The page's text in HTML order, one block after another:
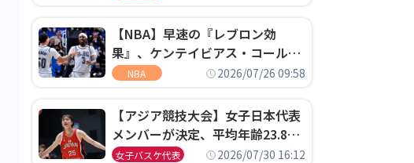
【NBA】早速の『レブロン効
果』、ケンテイビアス・コールド
ウェル・ポープがセブンティシク
NBA 2026/07/26 09:58
【アジア競技大会】女子日本代表
メンバーが決定、平均年齢23.8歳
のフレッシュなメンバーが日本開
女子バスケ代表 2026/07/30 16:12